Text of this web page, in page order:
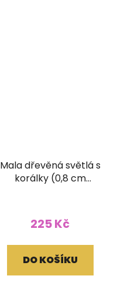
Mala dřevěná světlá s
korálky (0,8 cm
225 Kč
DO KOŠÍKU